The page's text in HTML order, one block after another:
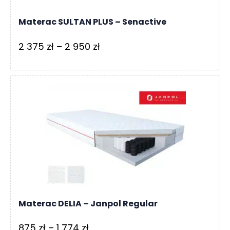
Materac SULTAN PLUS – Senactive
2 375 zł – 2 950 złZakres
od
2
950 zł
Materac DELIA – Janpol Regular
Zakres